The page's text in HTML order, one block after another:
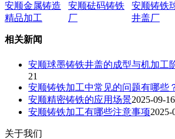
安顺金属铸造
精品加工
安顺砝码铸铁
厂
安顺铸铁
井盖厂
相关新闻
安顺球墨铸铁井盖的成型与机加工
21
安顺铸铁加工中常见的问题有哪些
安顺精密铸铁的应用场景2025-09-16
安顺铸铁加工有哪些注意事项2025-
关于我们